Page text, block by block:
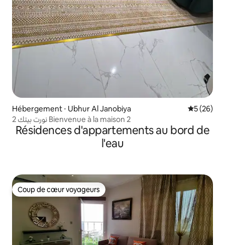
Hébergement ⋅ Ubhur Al Janobiya
5 (26)
نورت بيتك 2 Bienvenue à la maison 2
Résidences d'appartements au bord de
l'eau
Coup de cœur voyageurs
Coup de cœur voyageurs